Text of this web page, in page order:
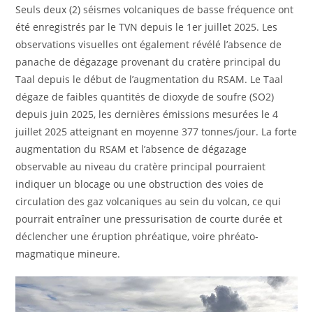
Seuls deux (2) séismes volcaniques de basse fréquence ont
été enregistrés par le TVN depuis le 1er juillet 2025. Les
observations visuelles ont également révélé l’absence de
panache de dégazage provenant du cratère principal du
Taal depuis le début de l’augmentation du RSAM. Le Taal
dégaze de faibles quantités de dioxyde de soufre (SO2)
depuis juin 2025, les dernières émissions mesurées le 4
juillet 2025 atteignant en moyenne 377 tonnes/jour. La forte
augmentation du RSAM et l’absence de dégazage
observable au niveau du cratère principal pourraient
indiquer un blocage ou une obstruction des voies de
circulation des gaz volcaniques au sein du volcan, ce qui
pourrait entraîner une pressurisation de courte durée et
déclencher une éruption phréatique, voire phréato-
magmatique mineure.